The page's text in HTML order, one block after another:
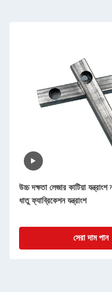
উচ্চ দক্ষতা লেজার কাটিয়া যন্ত্রাংশ
ধাতু ফ্যাব্রিকেশন যন্ত্রাংশ
সেরা দাম পান